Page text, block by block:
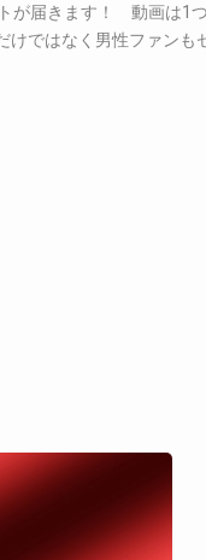
が届きます！ 動画は
ではなく男性ファンも